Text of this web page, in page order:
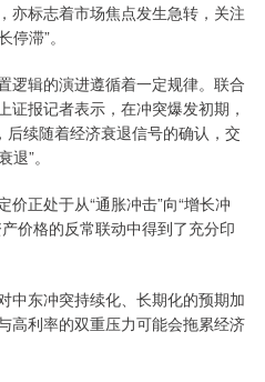
标志着市场焦点发生急转，关注
停滞”。
辑的演进遵循着一定规律。联合
证报记者表示，在冲突爆发初期，
后续随着经济衰退信号的确认，交
”。
正处于从“通胀冲击”向“增长冲
价格的反常联动中得到了充分印
东冲突持续化、长期化的预期加
高利率的双重压力可能会拖累经济